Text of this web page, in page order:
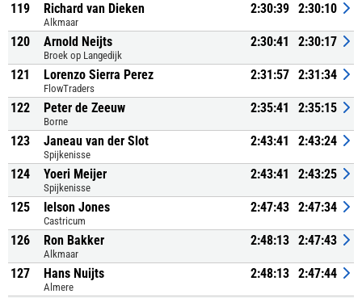
119 Richard van Dieken
Alkmaar
2:30:39 2:30:10
120 Arnold Neijts
Broek op Langedijk
2:30:41 2:30:17
121 Lorenzo Sierra Perez
FlowTraders
2:31:57 2:31:34
122 Peter de Zeeuw
Borne
2:35:41 2:35:15
123 Janeau van der Slot
Spijkenisse
2:43:41 2:43:24
124 Yoeri Meijer
Spijkenisse
2:43:41 2:43:25
125 Ielson Jones
Castricum
2:47:43 2:47:34
126 Ron Bakker
Alkmaar
2:48:13 2:47:43
127 Hans Nuijts
Almere
2:48:13 2:47:44